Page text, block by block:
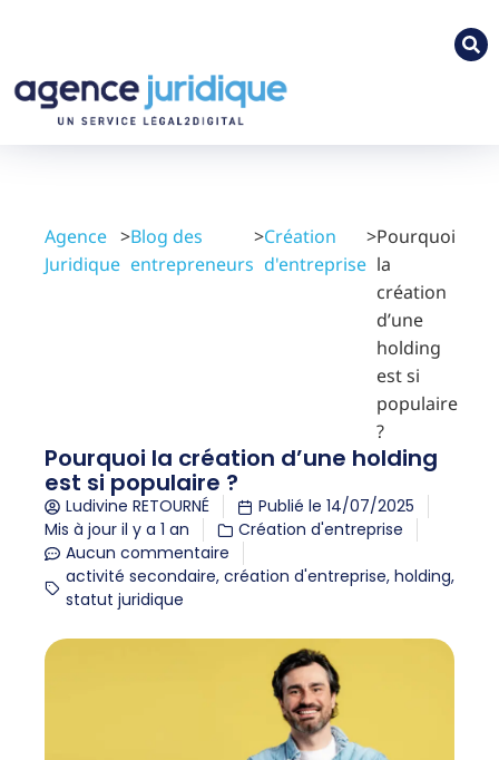
Agence
Juridique
>Blog des
entrepreneurs
>Création
d'entreprise
>Pourquoi
la
création
d’une
holding
est si
populaire
?
Pourquoi la création d’une holding
est si populaire ?
Ludivine RETOURNÉ Publié le 14/07/2025
Mis à jour il y a 1 an
Création d'entreprise
Aucun commentaire
activité secondaire, création d'entreprise, holding,
statut juridique